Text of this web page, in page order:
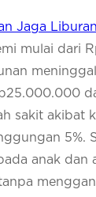
Jaga Liburan
mulai dari
sakit akibat
5%.
anak dan